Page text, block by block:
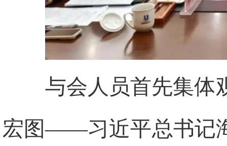
与会人员首先集体
宏图——习近平总书记